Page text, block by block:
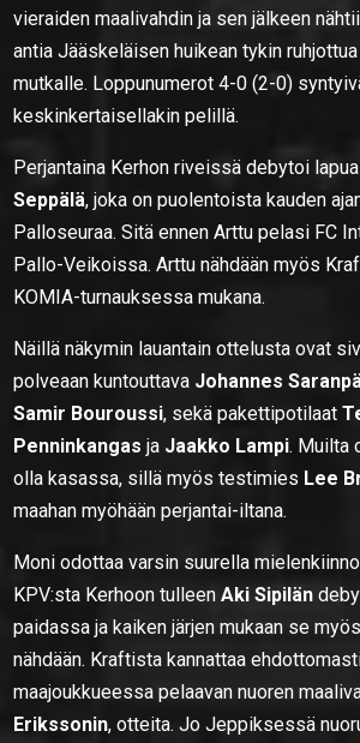
vieraiden maalivahdin ja sen jälkeen
antia Jääskeläisen huikean tykin
mutkalle. Loppunumerot 4-0 (2-0)
keskinkertaisellakin pelillä.
Perjantaina Kerhon riveissä debytoi
Seppälä, joka on puolentoista kauden
Palloseuraa. Sitä ennen Arttu pelasi FC
Pallo-Veikoissa. Arttu nähdään myös
KOMIA-turnauksessa mukana.
Näillä näkymin lauantain ottelusta ovat
polveaan kuntouttava Johannes
Samir Bouroussi, sekä pakettipotilaat
Penninkangas ja Jaakko Lampi. Muilta
olla kasassa, sillä myös testimies Lee
maahan myöhään perjantai-iltana.
Moni odottaa varsin suurella
KPV:sta Kerhoon tulleenAki Sipilän
paidassa ja kaiken järjen mukaan se
nähdään. Kraftista kannattaa
maajoukkueessa pelaavan nuoren
Erikssonin, otteita. Jo Jeppiksessä